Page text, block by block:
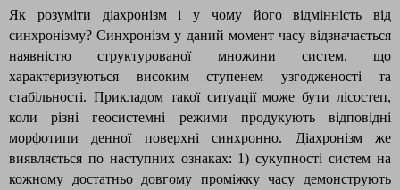
Як розуміти діахронізм і у чому його відмінність від
синхронізму? Синхронізм у даний момент часу відзначається
наявністю структурованої множини систем, що
характеризуються високим ступенем узгодженості та
стабільності. Прикладом такої ситуації може бути лісостеп,
коли різні геосистемні режими продукують відповідні
морфотипи денної поверхні синхронно. Діахронізм же
виявляється по наступних ознаках: 1) сукупності систем на
кожному достатньо довгому проміжку часу демонструють